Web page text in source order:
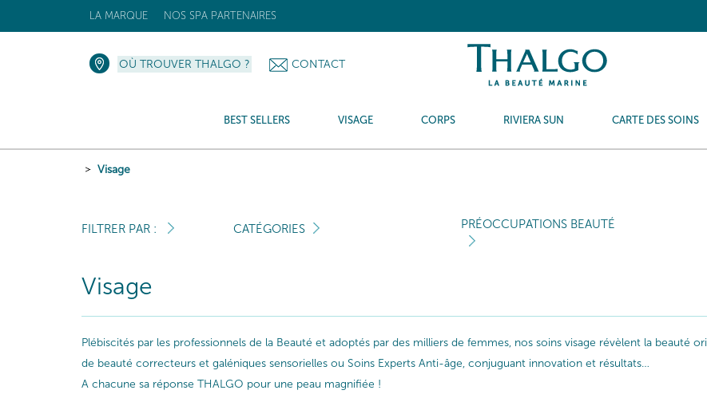
LA MARQUE NOS SPA PARTENAIRES
OÙ TROUVER THALGO ? CONTACT
BEST SELLERS VISAGE CORPS RIVIERA SUN CARTE DES SOINS
Visage
FILTRER PAR : CATÉGORIES PRÉOCCUPATIONS BEAUTÉ
Visage
Plébiscités par les professionnels de la Beauté et adoptés par des milliers de femmes, nos soins visage révèlent la beauté
de beauté correcteurs et galéniques sensorielles ou Soins Experts Anti-âge, conjuguant innovation et résultats…
A chacune sa réponse THALGO pour une peau magnifiée !